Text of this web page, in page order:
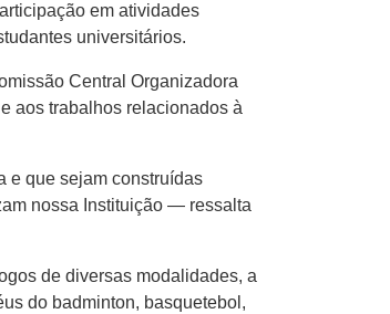
em atividades
universitários.
Central Organizadora
aos trabalhos relacionados à
e que sejam construídas
nossa Instituição — ressalta
de diversas modalidades, a
do badminton, basquetebol,